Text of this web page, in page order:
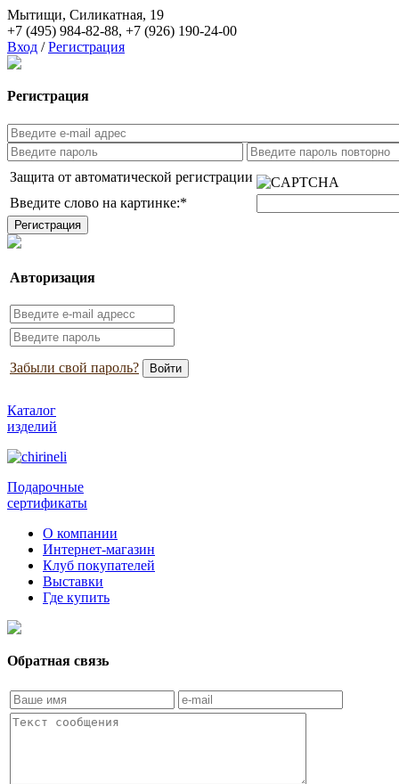
Мытищи, Силикатная, 19
+7 (495) 984-82-88, +7 (926) 190-24-00
Вход / Регистрация
Регистрация
Защита от автоматической регистрации
Введите слово на картинке:*
Авторизация
Забыли свой пароль?
Каталог
изделий
Подарочные
сертификаты
О компании
Интернет-магазин
Клуб покупателей
Выставки
Где купить
Обратная связь